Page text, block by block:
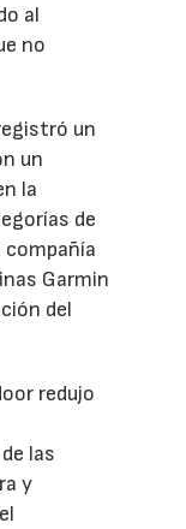
al
no
un
un
la
de
Garmin
del
redujo
las
y